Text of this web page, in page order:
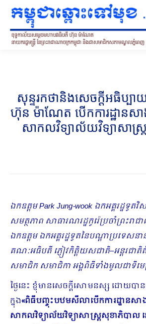
សុន្ទរកថានិងសេចក្ដីអធិប្ប
ហ៊ុន ម៉ាណែត បើកការដ្ឋានសា
សាកលវិទ្យា​ល័យវិទ្យាសាស្
ឯកឧត្តមPark Jung-wook ឯកអគ្គរដ្ឋទូត
សមត្ថភាព សាធារណរដ្ឋកូរ៉េប្រចាំព្រះរាជ
ឯកឧត្ដម ឯកអគ្គរដ្ឋទូតនៃបណ្ដាប្រទេសនា
គណៈអធិបតី ភ្ញៀវកិត្តិយសជាតិ–អន្តរជា
សមាជិក សមាជិកា អង្គពិធីទាំងមូលជាទីមេ
ថ្ងៃនេះ ខ្ញុំមានសេចក្តីសោមនស្ស ដោយប
ក្នុង«ពិធីបញ្ចុះបឋមសីលាបើកការដ្ឋានសា
សាកលវិទ្យាល័យវិទ្យាសាស្រ្តសុខាភិបាល